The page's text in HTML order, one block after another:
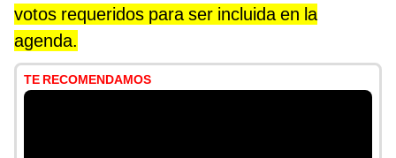
votos requeridos para ser incluida en la
agenda.
TE RECOMENDAMOS